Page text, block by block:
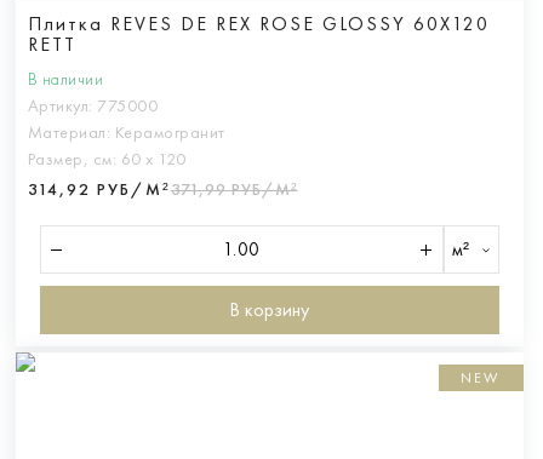
Плитка REVES DE REX ROSE GLOSSY 60X120
RETT
В наличии
Артикул: 775000
Материал: Керамогранит
Размер, см: 60 х 120
314,92 РУБ/М²371,99 РУБ/М²
м²
В корзину
NEW